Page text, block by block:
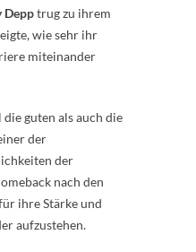
Depptrug zu ihrem
wie sehr ihr
miteinander
guten als auch die
der
der
nach den
ihre Stärke und
aufzustehen.